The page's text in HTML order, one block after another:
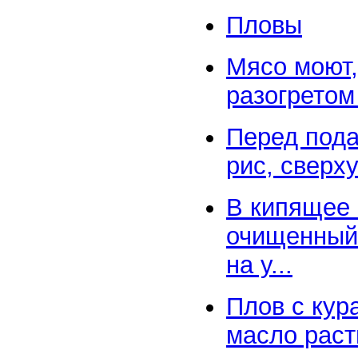
Пловы
Мясо
Перед
рис,
В кипящее
на у...
Плов с
масло